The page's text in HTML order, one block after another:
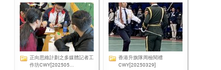
正向思維計劃之多媒體記者工
作坊CWY[202505...
香港升旗隊周檢閱禮
CWY[20250329]